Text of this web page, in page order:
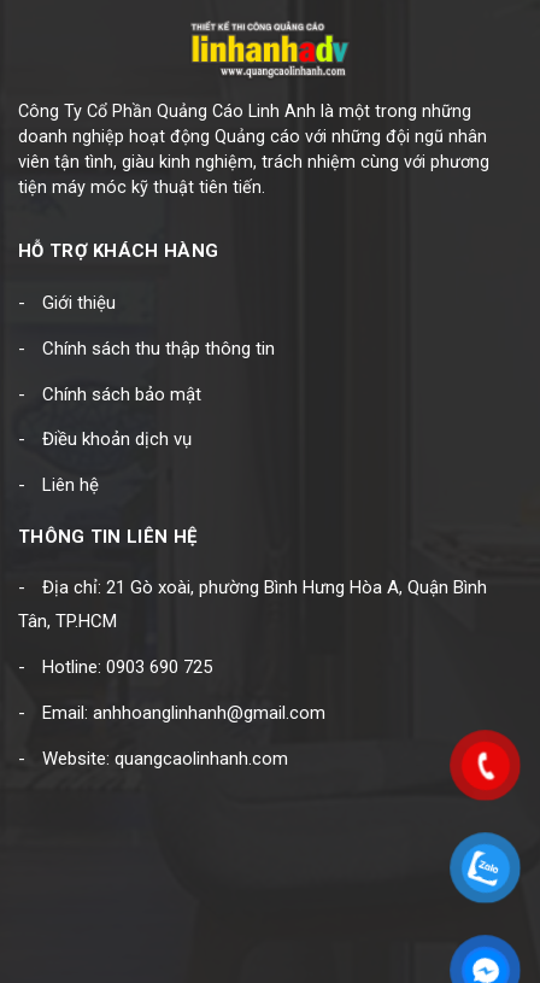
Công Ty Cổ Phần Quảng Cáo Linh Anh là một trong những
doanh nghiệp hoạt động Quảng cáo với những đội ngũ nhân
viên tận tình, giàu kinh nghiệm, trách nhiệm cùng với phương
tiện máy móc kỹ thuật tiên tiến.
HỖ TRỢ KHÁCH HÀNG
Giới thiệu
Chính sách thu thập thông tin
Chính sách bảo mật
Điều khoản dịch vụ
Liên hệ
THÔNG TIN LIÊN HỆ
Địa chỉ: 21 Gò xoài, phường Bình Hưng Hòa A, Quận Bình
Tân, TP.HCM
Hotline: 0903 690 725
Email: anhhoanglinhanh@gmail.com
Website: quangcaolinhanh.com